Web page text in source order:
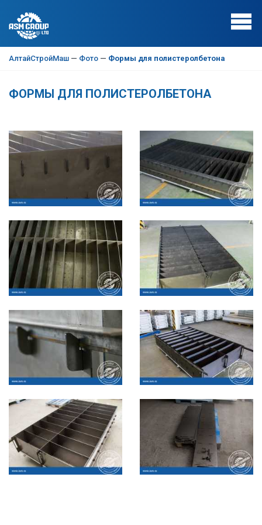
АлтайСтройМаш — Фото — Формы для полистеролбетона
ФОРМЫ ДЛЯ ПОЛИСТЕРОЛБЕТОНА